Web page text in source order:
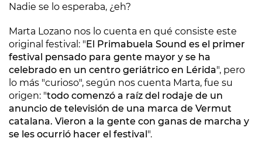
Nadie se lo esperaba, ¿eh?
Marta Lozano nos lo cuenta en qué consiste este
original festival: "El Primabuela Sound es el primer
festival pensado para gente mayor y se ha
celebrado en un centro geriátrico en Lérida", pero
lo más "curioso", según nos cuenta Marta, fue su
origen: "todo comenzó a raíz del rodaje de un
anuncio de televisión de una marca de Vermut
catalana. Vieron a la gente con ganas de marcha y
se les ocurrió hacer el festival".